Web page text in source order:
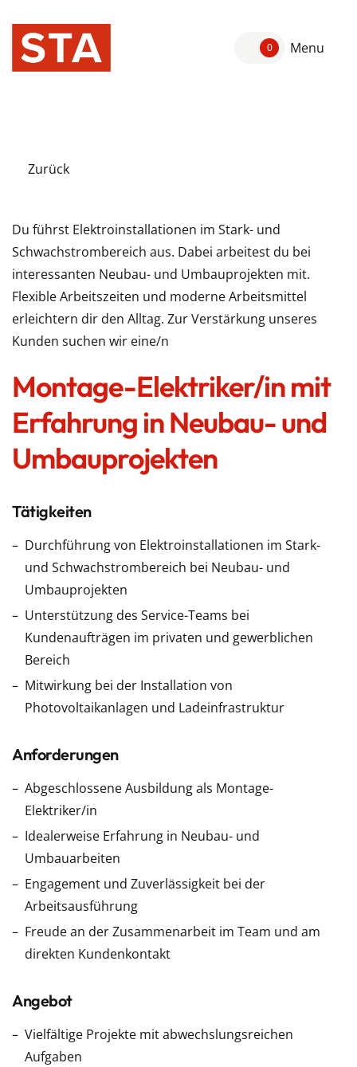
0 Menu
Zurück
Du führst Elektroinstallationen im Stark- und
Schwachstrombereich aus. Dabei arbeitest du bei
interessanten Neubau- und Umbauprojekten mit.
Flexible Arbeitszeiten und moderne Arbeitsmittel
erleichtern dir den Alltag. Zur Verstärkung unseres
Kunden suchen wir eine/n
Montage-Elektriker/in mit
Erfahrung in Neubau- und
Umbauprojekten
Tätigkeiten
Durchführung von Elektroinstallationen im Stark-
und Schwachstrombereich bei Neubau- und
Umbauprojekten
Unterstützung des Service-Teams bei
Kundenaufträgen im privaten und gewerblichen
Bereich
Mitwirkung bei der Installation von
Photovoltaikanlagen und Ladeinfrastruktur
Anforderungen
Abgeschlossene Ausbildung als Montage-
Elektriker/in
Idealerweise Erfahrung in Neubau- und
Umbauarbeiten
Engagement und Zuverlässigkeit bei der
Arbeitsausführung
Freude an der Zusammenarbeit im Team und am
direkten Kundenkontakt
Angebot
Vielfältige Projekte mit abwechslungsreichen
Aufgaben